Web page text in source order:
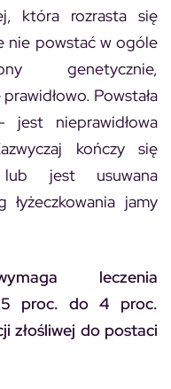
która rozrasta się
nie powstać w ogóle
genetycznie,
Powstała
jest nieprawidłowa
kończy się
lub jest usuwana
łyżeczkowania jamy
leczenia
proc. do 4 proc.
złośliwej do postaci